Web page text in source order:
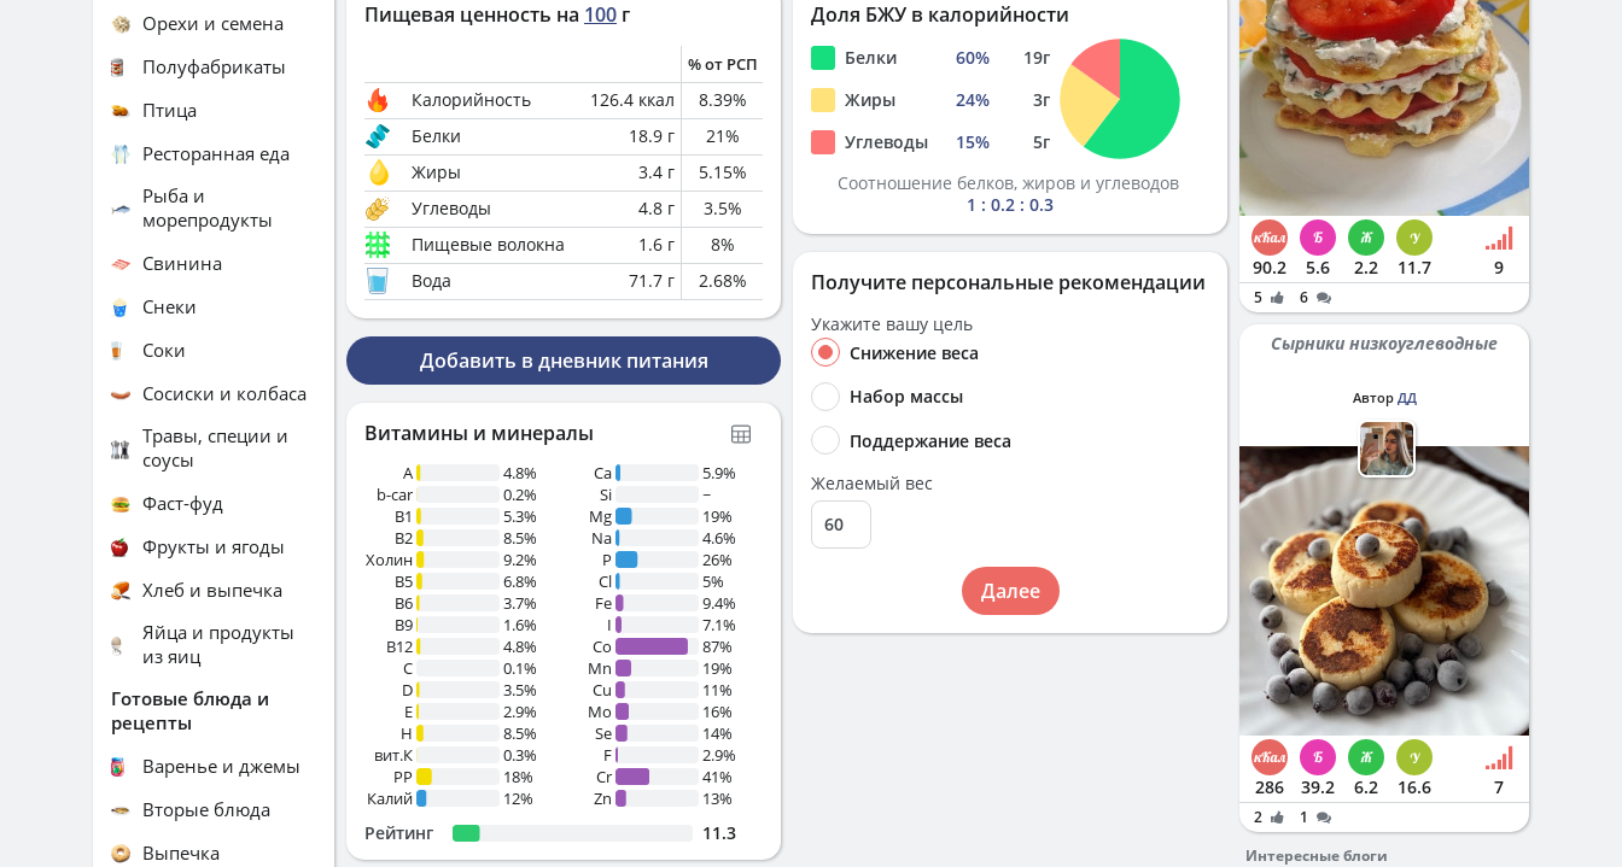
Пищевая ценность на 100 г
% от РСП
Калорийность 126.4 ккал 8.39%
Белки
18.9 г 21%
Жиры
3.4 г 5.15%
Углеводы
4.8 г 3.5%
Пищевые волокна
1.6 г 8%
Вода
71.7 г 2.68%
Добавить в дневник питания
Витамины и минералы
A
4.8%
b-car
0.2%
В1
5.3%
B2
8.5%
Холин
9.2%
B5
6.8%
B6
3.7%
B9
1.6%
B12
4.8%
C
0.1%
D
3.5%
E
2.9%
H
8.5%
вит.К
0.3%
PP
18%
Калий
12%
Ca
5.9%
Si
~
Mg
19%
Na
4.6%
P
26%
Cl
5%
Fe
9.4%
I
7.1%
Co
87%
Mn
19%
Cu
11%
Mo
16%
Se
14%
F
2.9%
Cr
41%
Zn
13%
Рейтинг 11.3
Доля БЖУ в калорийности
Белки 60% 19г
Жиры
24% 3г
Углеводы
15% 5г
Соотношение белков, жиров и углеводов
1 : 0.2 : 0.3
Получите персональные рекомендации
Укажите вашу цель
Снижение веса
Набор массы
Поддержание веса
Желаемый вес
Далее
Орехи и семена
Полуфабрикаты
Птица
Ресторанная еда
Рыба и
морепродукты
Свинина
Снеки
Соки
Сосиски и колбаса
Травы, специи и
соусы
Фаст-фуд
Фрукты и ягоды
Хлеб и выпечка
Яйца и продукты
из яиц
Готовые блюда и
рецепты
Варенье и джемы
Вторые блюда
Выпечка
90.2 5.6 2.2 11.7 9
5 6
Сырники низкоуглеводные
Автор ДД
286 39.2 6.2 16.6 7
2
1
Интересные блоги